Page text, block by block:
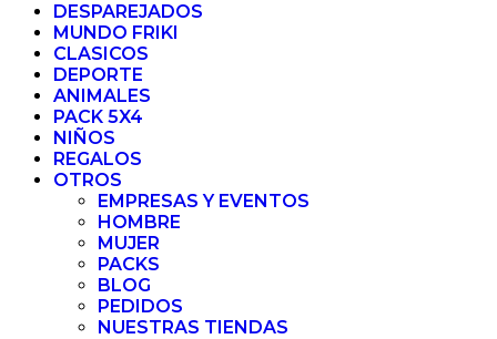
DESPAREJADOS
MUNDO FRIKI
CLASICOS
DEPORTE
ANIMALES
PACK 5X4
NIÑOS
REGALOS
OTROS
EMPRESAS Y EVENTOS
HOMBRE
MUJER
PACKS
BLOG
PEDIDOS
NUESTRAS TIENDAS